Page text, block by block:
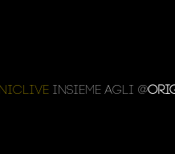
insieme agli @